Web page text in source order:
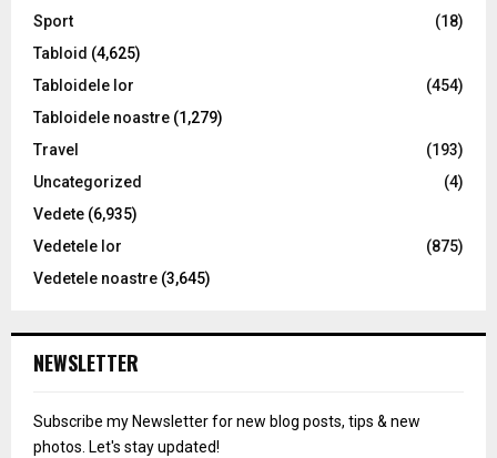
Sport
(18)
Tabloid (4,625)
Tabloidele lor
(454)
Tabloidele noastre (1,279)
Travel
(193)
Uncategorized
(4)
Vedete (6,935)
Vedetele lor
(875)
Vedetele noastre (3,645)
NEWSLETTER
Subscribe my Newsletter for new blog posts, tips & new
photos. Let's stay updated!